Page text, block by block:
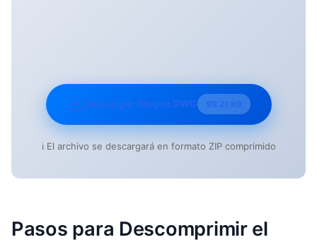
Descargar Bloque DWG 99.21 KB
ℹ️ El archivo se descargará en formato ZIP comprimido
Pasos para Descomprimir el